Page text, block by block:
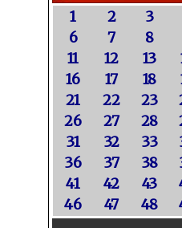
1 2 3
6
7 8
11
12 13
16
17 18
21
22 23
26
27 28
31
32 33
36
37 38
41
42 43
46
47 48